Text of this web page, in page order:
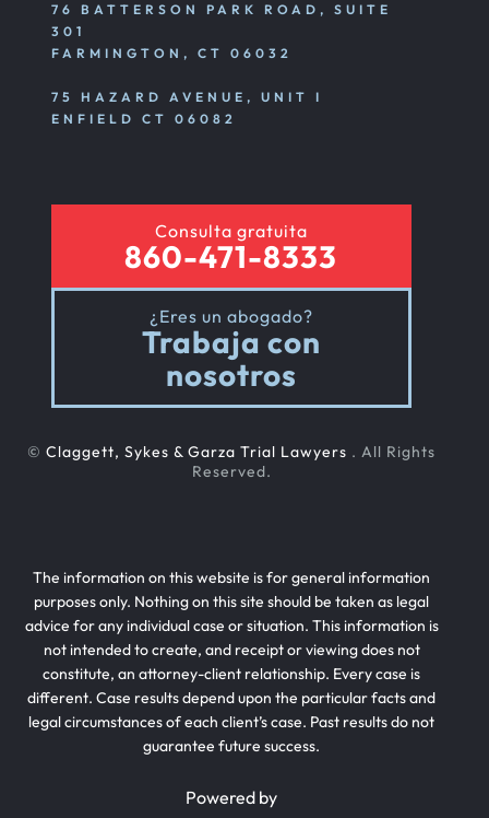
76 BATTERSON PARK ROAD, SUITE
301
FARMINGTON, CT 06032
75 HAZARD AVENUE, UNIT I
ENFIELD CT 06082
Consulta gratuita
860-471-8333
¿Eres un abogado?
Trabaja con
nosotros
© Claggett, Sykes & Garza Trial Lawyers . All Rights
Reserved.
The information on this website is for general information
purposes only. Nothing on this site should be taken as legal
advice for any individual case or situation. This information is
not intended to create, and receipt or viewing does not
constitute, an attorney-client relationship. Every case is
different. Case results depend upon the particular facts and
legal circumstances of each client’s case. Past results do not
guarantee future success.
Powered by